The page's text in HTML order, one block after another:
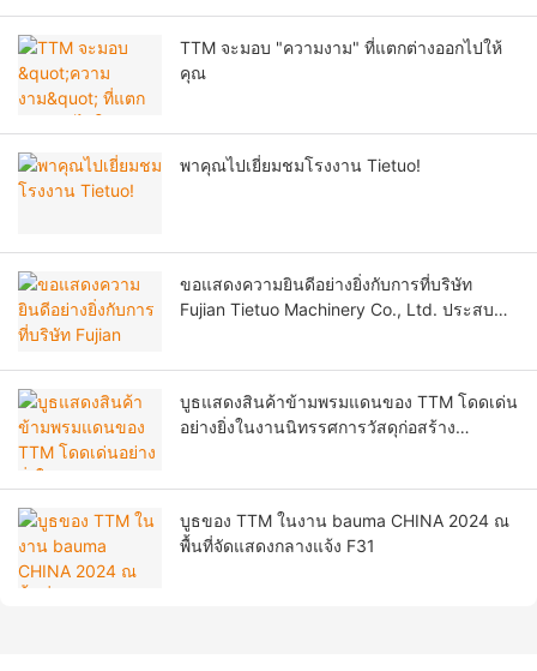
TTM จะมอบ "ความงาม" ที่แตกต่างออกไปให้
คุณ
พาคุณไปเยี่ยมชมโรงงาน Tietuo!
ขอแสดงความยินดีอย่างยิ่งกับการที่บริษัท
Fujian Tietuo Machinery Co., Ltd. ประสบ
บูธแสดงสินค้าข้ามพรมแดนของ TTM โดดเด่น
อย่างยิ่งในงานนิทรรศการวัสดุก่อสร้าง
บูธของ TTM ในงาน bauma CHINA 2024 ณ
พื้นที่จัดแสดงกลางแจ้ง F31